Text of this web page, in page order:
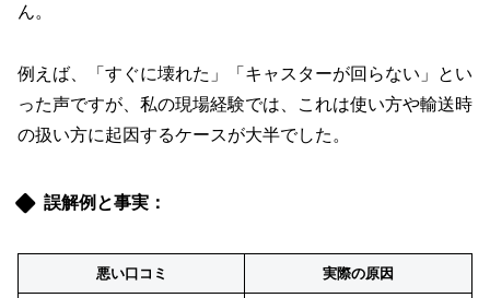
ん。
例えば、「すぐに壊れた」「キャスターが回らない」とい
った声ですが、私の現場経験では、これは使い方や輸送時
の扱い方に起因するケースが大半でした。
誤解例と事実：
悪い口コミ 実際の原因